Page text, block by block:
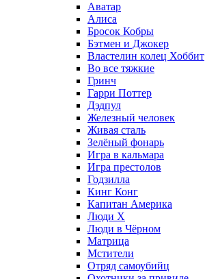
Аватар
Алиса
Бросок Кобры
Бэтмен и Джокер
Властелин колец Хоббит
Во все тяжкие
Гринч
Гарри Поттер
Дэдпул
Железный человек
Живая сталь
Зелёный фонарь
Игра в кальмара
Игра престолов
Годзилла
Кинг Конг
Капитан Америка
Люди X
Люди в Чёрном
Матрица
Мстители
Отряд самоубийц